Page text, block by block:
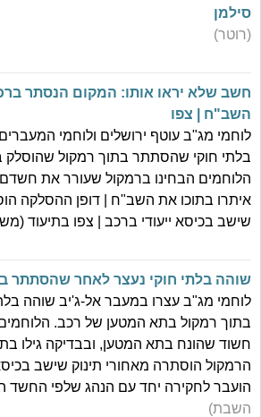
סילמן
(רוטר)
חשב שלא יראו אותו: המקום הנסתר
השב"ח | צפו
לוחמי מג"ב עוטף ירושלים ולוחמי
בלתי חוקי שהסתתר בתוך רמקול שהוסלק
הלוחמים הבחינו ברמקול שעורר את
איתרו בתוכו את השב"ח | דופן ההסלקה
שישב בכיסא ייעודי ברכב | צפו בתיעוד
שוהה בלתי חוקי נעצר לאחר שהסתתר
לוחמי מג"ב עצרו במעבר אל-ג'יב שוהה
בתוך רמקול בתא המטען של רכב.
חשוד שהונח בתא המטען, ובבדיקה גילו
הרמקול הוסתרה מאחורי תינוק שישב
הועבר לחקירה יחד עם הנהג שלפי החשד
השבת)